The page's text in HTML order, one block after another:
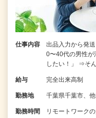
仕事内容
出品入力から発
0〜40代の男性が
したい！」 ⇒そ
給与 完全出来高制
勤務地 千葉県千葉市、
勤務時間
リモートワーク